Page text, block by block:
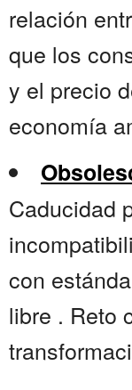
relación
que los
y el precio
economía
Caducidad
con
libre . Reto